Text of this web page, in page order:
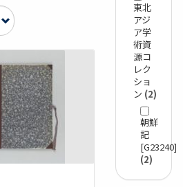
東北
アジ
ア学
術資
源コ
レク
ショ
ン (2)
朝鮮
記
[G23240]
(2)